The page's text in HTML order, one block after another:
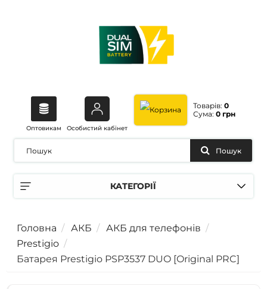
Оптовикам Особистий кабінет
Товарів: 0
Сума: 0 грн
КАТЕГОРІЇ
Пошук
Головна АКБ
АКБ для телефонів
Prestigio
Батарея Prestigio PSP3537 DUO [Original PRC]